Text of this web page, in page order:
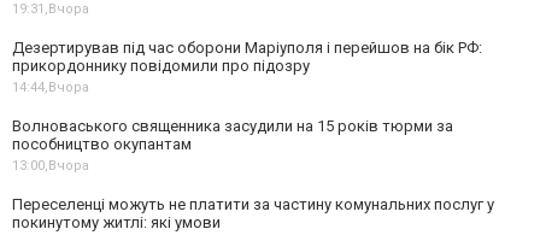
19:31,Вчора
Дезертирував під час оборони Маріуполя і перейшов на бік РФ:
прикордоннику повідомили про підозру
14:44,Вчора
Волноваського священника засудили на 15 років тюрми за
пособництво окупантам
13:00,Вчора
Переселенці можуть не платити за частину комунальних послуг у
покинутому житлі: які умови